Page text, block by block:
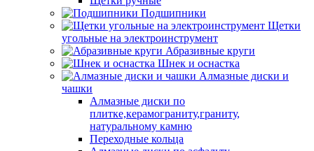
Подшипники
Щетки
угольные на электроинструмент
Абразивные круги
Шнек и оснастка
Алмазные диски и
чашки
Алмазные диски по
плитке,керамограниту,граниту,
натуральному камню
Переходные кольца